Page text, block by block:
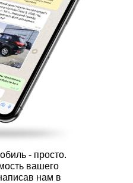
- просто.
вашего
нам в